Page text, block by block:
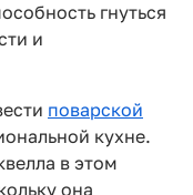
гнуться
и
поварской
кухне.
в этом
она